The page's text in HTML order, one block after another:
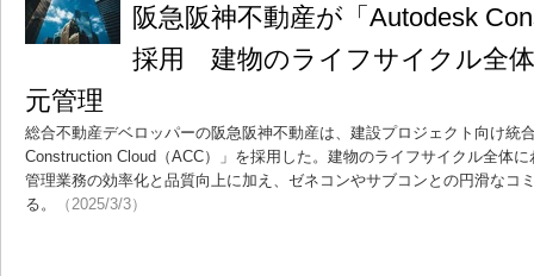
阪急阪神不動産が「Autodesk
採用 建物のライフサイクル全
元管理
総合不動産デベロッパーの阪急阪神不動産は、建設プロジェクト向け統
Construction Cloud（ACC）」を採用した。建物のライフサイクル全体
管理業務の効率化と品質向上に加え、ゼネコンやサブコンとの円滑なコ
る。
（2025/3/3）